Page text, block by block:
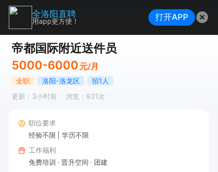
帝都国际附近送件员
5000-6000 元/月
全职 洛阳-洛龙区
招1人
更新：3小时前
浏览：931次
职位要求
经验不限
学历不限
工作福利
免费培训
晋升空间
团建
全洛阳直聘
用app更方便！ 打开APP